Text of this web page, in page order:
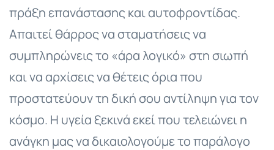
πράξη επανάστασης και αυτοφροντίδας.
Απαιτεί θάρρος να σταματήσεις να
συμπληρώνεις το «άρα λογικό» στη σιωπή
και να αρχίσεις να θέτεις όρια που
προστατεύουν τη δική σου αντίληψη για τον
κόσμο. Η υγεία ξεκινά εκεί που τελειώνει η
ανάγκη μας να δικαιολογούμε το παράλογο